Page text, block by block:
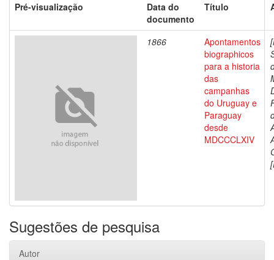
Pré-visualização
Data do
documento
Título
1866
Apontamentos
biographicos
para a historia
das
campanhas
do Uruguay e
Paraguay
desde
MDCCCLXIV
Sugestões de pesquisa
Autor